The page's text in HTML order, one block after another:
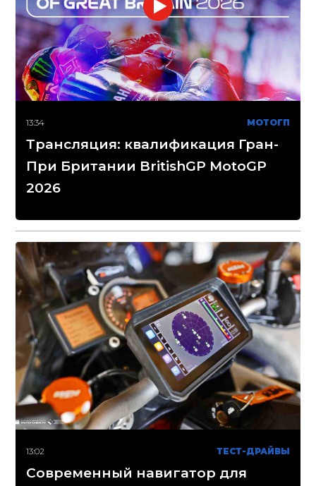
13:34 МОТОГП
Трансляция: квалификация Гран-
При Британии BritishGP MotoGP
2026
13:02 ТЕСТ-ДРАЙВЫ
Современный навигатор для